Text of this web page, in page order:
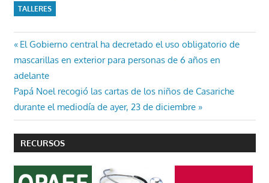
TALLERES
Navegación
de
entradas
Entrada
anterior:
El Gobierno central ha decretado el uso obligatorio de
mascarillas en exterior para personas de 6 años en
adelante
Entrada
siguiente:
Papá Noel recogió las cartas de los niños de Casariche
durante el mediodía de ayer, 23 de diciembre
RECURSOS